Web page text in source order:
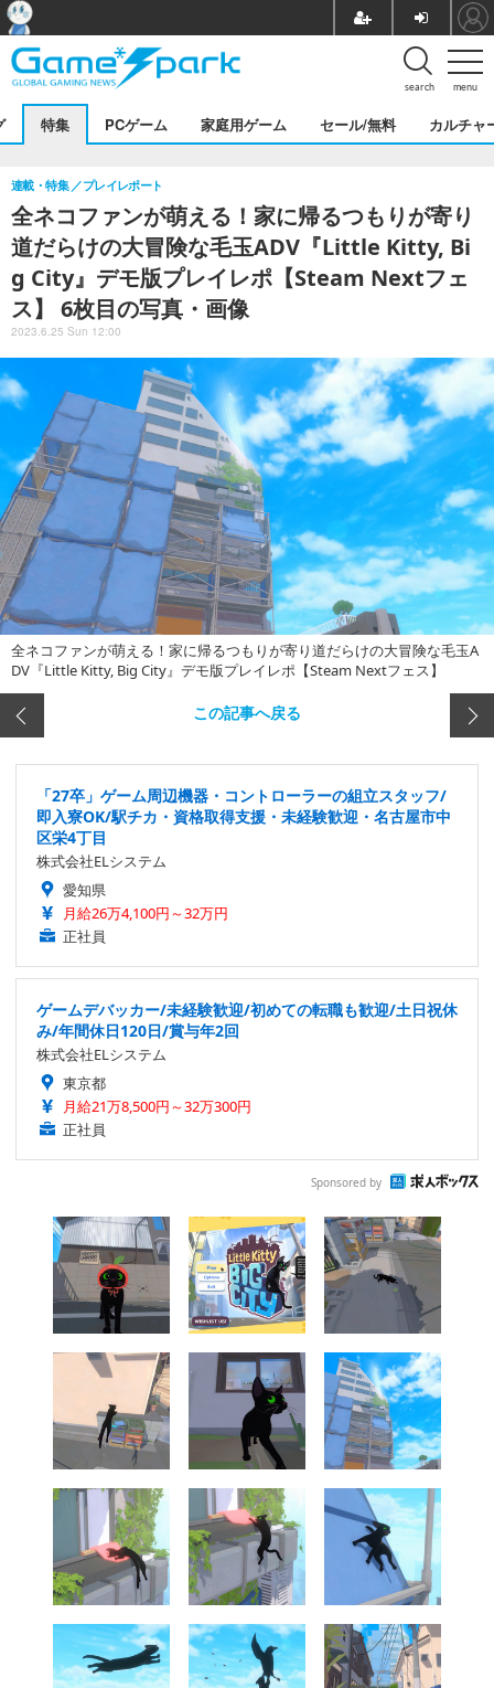
menu
search
特集 PCゲーム 家庭用ゲーム セール/無料 カルチャ
全ネコファンが萌える！家に帰るつもりが寄り
道だらけの大冒険な毛玉ADV『Little Kitty, Bi
g City』デモ版プレイレポ【Steam Nextフェ
ス】 6枚目の写真・画像
連載・特集 プレイレポート
2023.6.25 Sun 12:00
全ネコファンが萌える！家に帰るつもりが寄り道だらけの大冒険な毛玉A
DV『Little Kitty, Big City』デモ版プレイレポ【Steam Nextフェス】
この記事へ戻る
「27卒」ゲーム周辺機器・コントローラーの組立スタッフ/
即入寮OK/駅チカ・資格取得支援・未経験歓迎・名古屋市中
区栄4丁目
株式会社ELシステム
愛知県
月給26万4,100円～32万円
正社員
ゲームデバッカー/未経験歓迎/初めての転職も歓迎/土日祝休
み/年間休日120日/賞与年2回
株式会社ELシステム
東京都
月給21万8,500円～32万300円
正社員
Sponsored by